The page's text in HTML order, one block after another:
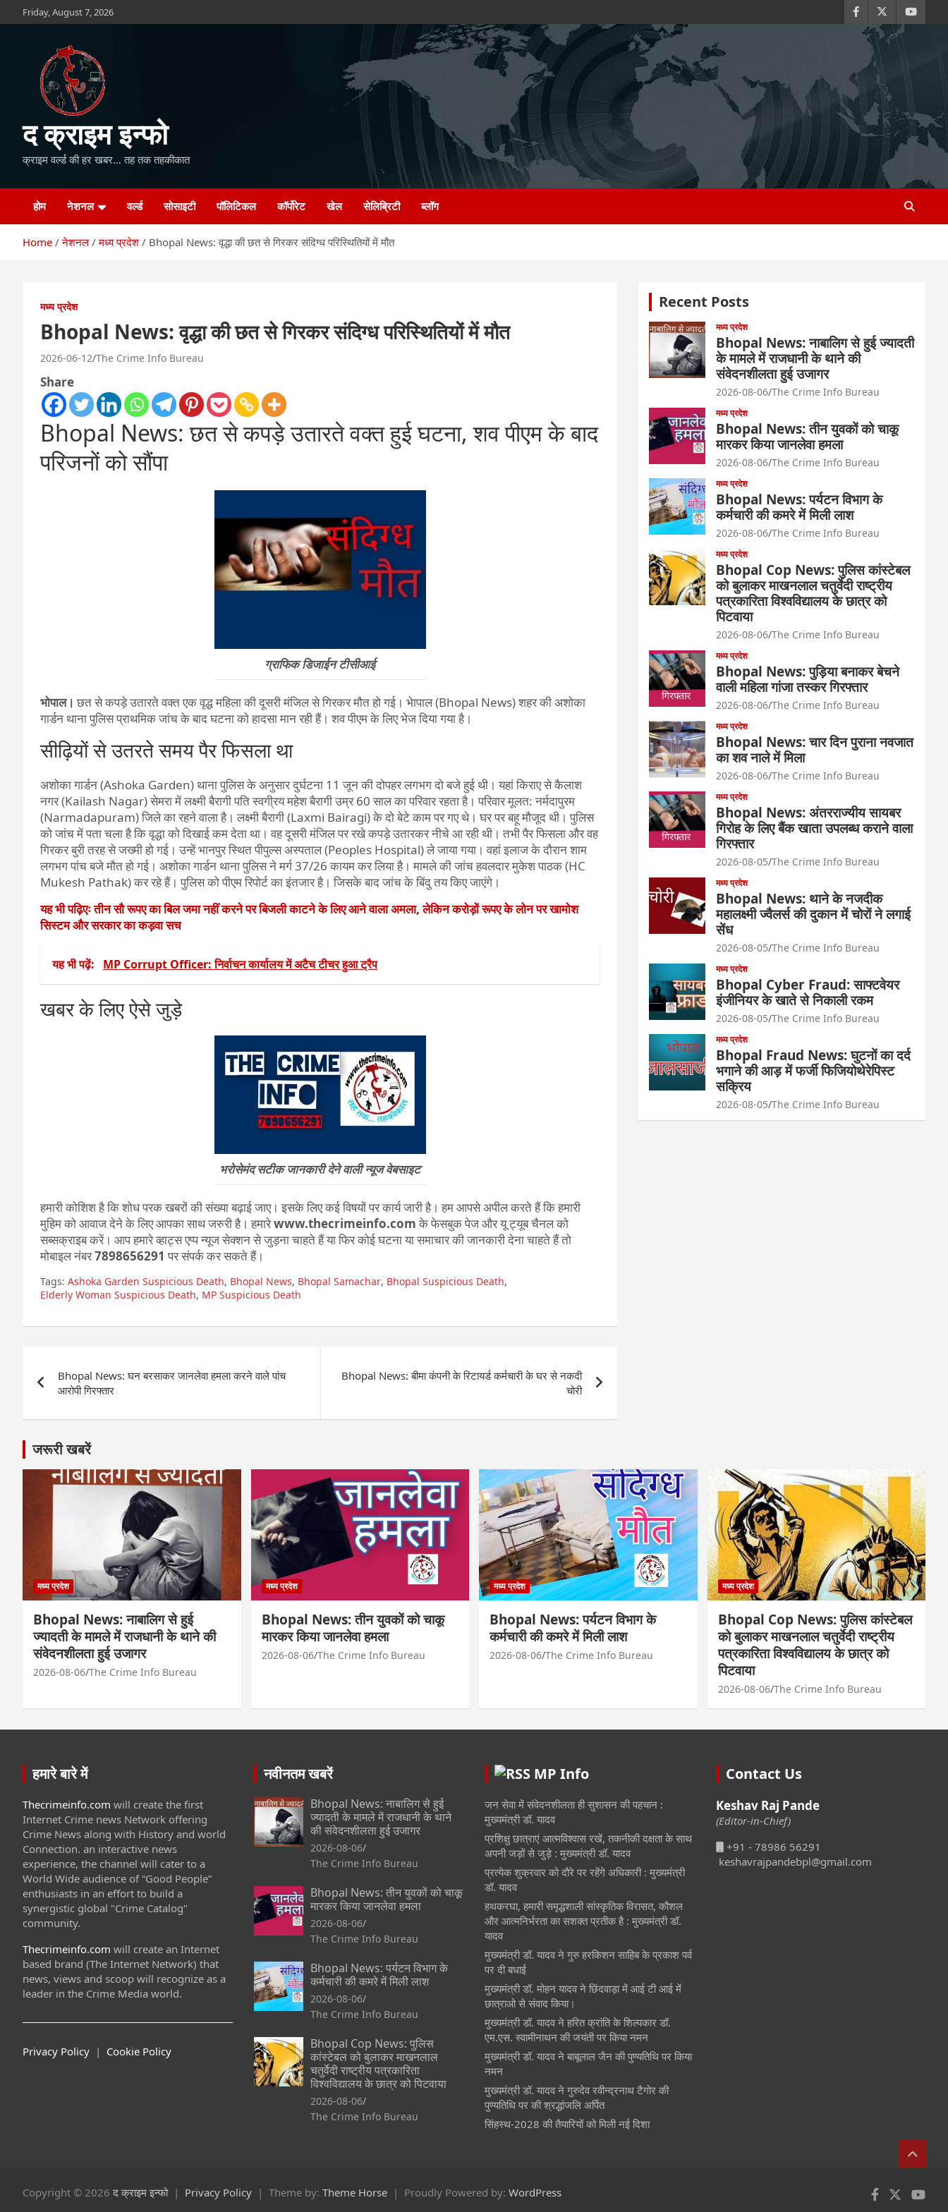
to
Friday, August 7, 2026
द क्राइम इन्फो
क्राइम वर्ल्ड की हर खबर… तह तक तहकीकात
होम नेशनल वर्ल्ड सोसाइटी पॉलिटिकल कॉर्पोरेट खेल सेलिब्रिटी ब्लॉग
Home नेशनल मध्य प्रदेश Bhopal News: वृद्धा की छत से गिरकर संदिग्ध परिस्थितियों में मौत
मध्य प्रदेश
Bhopal News: वृद्धा की छत से गिरकर संदिग्ध परिस्थितियों में मौत
2026-06-12 The Crime Info Bureau
Share
Bhopal News: छत से कपड़े उतारते वक्त हुई घटना, शव पीएम के बाद
परिजनों को सौंपा
ग्राफिक डिजाईन टीसीआई
भोपाल। छत से कपड़े उतारते वक्त एक वृद्ध महिला की दूसरी मंजिल से गिरकर मौत हो गई। भेापाल (Bhopal News) शहर की अशोका
गार्डन थाना पुलिस प्राथमिक जांच के बाद घटना को हादसा मान रही हैं। शव पीएम के लिए भेज दिया गया है।
सीढ़ियों से उतरते समय पैर फिसला था
अशोका गार्डन (Ashoka Garden) थाना पुलिस के अनुसार दुर्घटना 11 जून की दोपहर लगभग दो बजे हुई थी। यहां किराए से कैलाश
नगर (Kailash Nagar) सेमरा में लक्ष्मी बैरागी पति स्वगी्रय महेश बैरागी उम्र 60 साल का परिवार रहता है। परिवार मूलत: नर्मदापुरम
(Narmadapuram) जिले का रहने वाला है। लक्ष्मी बैरागी (Laxmi Bairagi) के दो बेटे काम पर गए थे। घर पर बहू मौजूद थी। पुलिस
को जांच में पता चला है कि वृद्धा को दिखाई कम देता था। वह दूसरी मंजिल पर रखे कपड़े उतारकर नीचे आ रही थी। तभी पैर फिसला और वह
गिरकर बुरी तरह से जख्मी हो गई। उन्हें भानपुर स्थित पीपुल्स अस्पताल (Peoples Hospital) ले जाया गया। वहां इलाज के दौरान शाम
लगभग पांच बजे मौत हो गई। अशोका गार्डन थाना पुलिस ने मर्ग 37/26 कायम कर लिया है। मामले की जांच हवलदार मुकेश पाठक (HC
Mukesh Pathak) कर रहे हैं। पुलिस को पीएम रिपोर्ट का इंतजार है। जिसके बाद जांच के बिंदु तय किए जाएंगे।
यह भी पढ़िएः तीन सौ रूपए का बिल जमा नहीं करने पर बिजली काटने के लिए आने वाला अमला, लेकिन करोड़ों रूपए के लोन पर खामोश
सिस्टम और सरकार का कड़वा सच
यह भी पढ़ें: MP Corrupt Officer: निर्वाचन कार्यालय में अटैच टीचर हुआ ट्रैप
खबर के लिए ऐसे जुड़े
भरोसेमंद सटीक जानकारी देने वाली न्यूज वेबसाइट
हमारी कोशिश है कि शोध परक खबरों की संख्या बढ़ाई जाए। इसके लिए कई विषयों पर कार्य जारी है। हम आपसे अपील करते हैं कि हमारी
मुहिम को आवाज देने के लिए आपका साथ जरुरी है। हमारेwww.thecrimeinfo.comके फेसबुक पेज और यू ट्यूब चैनल को
सब्सक्राइब करें। आप हमारे व्हाट्स एप्प न्यूज सेक्शन से जुड़ना चाहते हैं या फिर कोई घटना या समाचार की जानकारी देना चाहते हैं तो
मोबाइल नंबर7898656291 पर संपर्क कर सकते हैं।
Tags: Ashoka Garden Suspicious Death, Bhopal News, Bhopal Samachar, Bhopal Suspicious Death,
Elderly Woman Suspicious Death, MP Suspicious Death
navigation
Bhopal News: घन बरसाकर जानलेवा हमला करने वाले पांच
आरोपी गिरफ्तार
Bhopal News: बीमा कंपनी के रिटायर्ड कर्मचारी के घर से नकदी
चोरी
Recent Posts
मध्य प्रदेश
Bhopal News: नाबालिग से हुई ज्यादती
के मामले में राजधानी के थाने की
संवेदनशीलता हुई उजागर
2026-08-06 The Crime Info Bureau
मध्य प्रदेश
Bhopal News: तीन युवकों को चाकू
मारकर किया जानलेवा हमला
2026-08-06 The Crime Info Bureau
मध्य प्रदेश
Bhopal News: पर्यटन विभाग के
कर्मचारी की कमरे में मिली लाश
2026-08-06 The Crime Info Bureau
मध्य प्रदेश
Bhopal Cop News: पुलिस कांस्टेबल
को बुलाकर माखनलाल चतुर्वेदी राष्ट्रीय
पत्रकारिता विश्वविद्यालय के छात्र को
पिटवाया
2026-08-06 The Crime Info Bureau
मध्य प्रदेश
Bhopal News: पुड़िया बनाकर बेचने
वाली महिला गांजा तस्कर गिरफ्तार
2026-08-06 The Crime Info Bureau
मध्य प्रदेश
Bhopal News: चार दिन पुराना नवजात
का शव नाले में मिला
2026-08-06 The Crime Info Bureau
मध्य प्रदेश
Bhopal News: अंतरराज्यीय सायबर
गिरोह के लिए बैंक खाता उपलब्ध कराने वाला
गिरफ्तार
2026-08-05 The Crime Info Bureau
मध्य प्रदेश
Bhopal News: थाने के नजदीक
महालक्ष्मी ज्वैलर्स की दुकान में चोरों ने लगाई
सेंध
2026-08-05 The Crime Info Bureau
मध्य प्रदेश
Bhopal Cyber Fraud: साफ्टवेयर
इंजीनियर के खाते से निकाली रकम
2026-08-05 The Crime Info Bureau
मध्य प्रदेश
Bhopal Fraud News: घुटनों का दर्द
भगाने की आड़ में फर्जी फिजियोथेरेपिस्ट
सक्रिय
2026-08-05 The Crime Info Bureau
जरूरी खबरें
मध्य प्रदेश
Bhopal News: नाबालिग से हुई
ज्यादती के मामले में राजधानी के थाने की
संवेदनशीलता हुई उजागर
2026-08-06 The Crime Info Bureau
मध्य प्रदेश
Bhopal News: तीन युवकों को चाकू
मारकर किया जानलेवा हमला
2026-08-06 The Crime Info Bureau
मध्य प्रदेश
Bhopal News: पर्यटन विभाग के
कर्मचारी की कमरे में मिली लाश
2026-08-06 The Crime Info Bureau
मध्य प्रदेश
Bhopal Cop News: पुलिस कांस्टेबल
को बुलाकर माखनलाल चतुर्वेदी राष्ट्रीय
पत्रकारिता विश्वविद्यालय के छात्र को
पिटवाया
2026-08-06 The Crime Info Bureau
हमारे बारे में
Thecrimeinfo.com will create the first
Internet Crime news Network offering
Crime News along with History and world
Connection. an interactive news
experience, the channel will cater to a
World Wide audience of “Good People”
enthusiasts in an effort to build a
synergistic global "Crime Catalog"
community.
Thecrimeinfo.com will create an Internet
based brand (The Internet Network) that
news, views and scoop will recognize as a
leader in the Crime Media world.
Privacy Policy | Cookie Policy
नवीनतम खबरें
Bhopal News: नाबालिग से हुई
ज्यादती के मामले में राजधानी के थाने
की संवेदनशीलता हुई उजागर
2026-08-06
The Crime Info Bureau
Bhopal News: तीन युवकों को चाकू
मारकर किया जानलेवा हमला
2026-08-06
The Crime Info Bureau
Bhopal News: पर्यटन विभाग के
कर्मचारी की कमरे में मिली लाश
2026-08-06
The Crime Info Bureau
Bhopal Cop News: पुलिस
कांस्टेबल को बुलाकर माखनलाल
चतुर्वेदी राष्ट्रीय पत्रकारिता
विश्वविद्यालय के छात्र को पिटवाया
2026-08-06
The Crime Info Bureau
MP Info
जन सेवा में संवेदनशीलता ही सुशासन की पहचान :
मुख्यमंत्री डॉ. यादव
प्रशिक्षु छात्राएं आत्मविश्वास रखें, तकनीकी दक्षता के साथ
अपनी जड़ों से जुड़े : मुख्यमंत्री डॉ. यादव
प्रत्येक शुक्रवार को दौरे पर रहेंगे अधिकारी : मुख्यमंत्री
डॉ. यादव
हथकरघा, हमारी समृद्धशाली सांस्कृतिक विरासत, कौशल
और आत्मनिर्भरता का सशक्त प्रतीक है : मुख्यमंत्री डॉ.
यादव
मुख्यमंत्री डॉ. यादव ने गुरु हरकिशन साहिब के प्रकाश पर्व
पर दी बधाई
मुख्यमंत्री डॉ. मोहन यादव ने छिंदवाड़ा में आई टी आई में
छात्राओ से संवाद किया।
मुख्यमंत्री डॉ. यादव ने हरित क्रांति के शिल्पकार डॉ.
एम.एस. स्वामीनाथन की जयंती पर किया नमन
मुख्यमंत्री डॉ. यादव ने बाबूलाल जैन की पुण्यतिथि पर किया
नमन
मुख्यमंत्री डॉ. यादव ने गुरुदेव रवीन्द्रनाथ टैगोर की
पुण्यतिथि पर की श्रद्धांजलि अर्पित
सिंहस्थ-2028 की तैयारियों को मिली नई दिशा
Contact Us
Keshav Raj Pande
(Editor-in-Chief)
+91 - 78986 56291
keshavrajpandebpl@gmail.com
Copyright © 2026 द क्राइम इन्फो Privacy Policy Theme by: Theme Horse Proudly Powered by: WordPress